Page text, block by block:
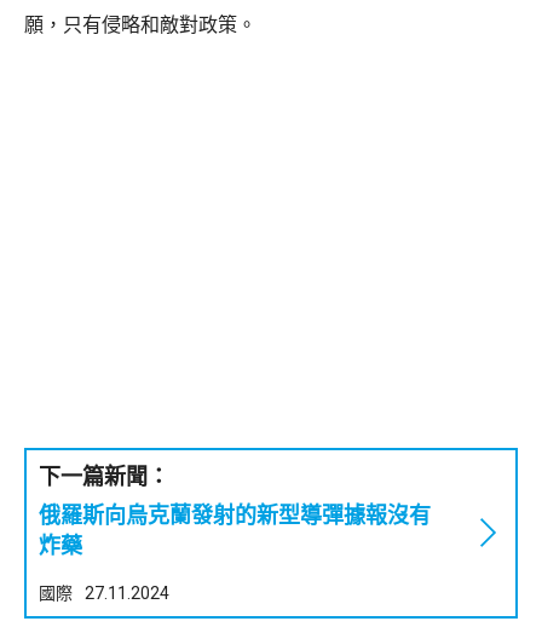
願，只有侵略和敵對政策。
下一篇新聞：
俄羅斯向烏克蘭發射的新型導彈據報沒有
炸藥
國際 27.11.2024